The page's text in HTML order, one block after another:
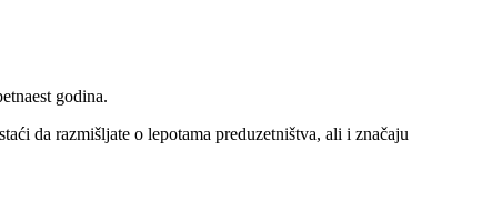
godina.
da razmišljate o lepotama preduzetništva, ali i značaju